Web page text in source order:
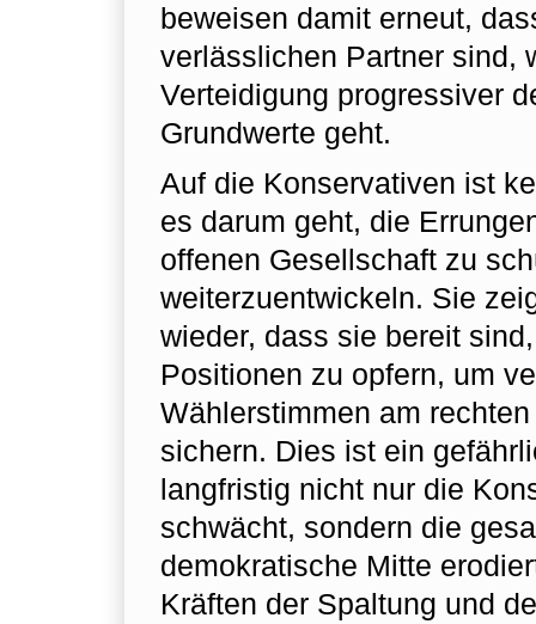
beweisen damit erneut,
verlässlichen Partner sind,
Verteidigung progressiver
Grundwerte geht.
Auf die Konservativen ist
es darum geht, die
offenen Gesellschaft zu
weiterzuentwickeln. Sie
wieder, dass sie bereit
Positionen zu opfern, um
Wählerstimmen am
sichern. Dies ist ein
langfristig nicht nur die
schwächt, sondern die
demokratische Mitte
Kräften der Spaltung und